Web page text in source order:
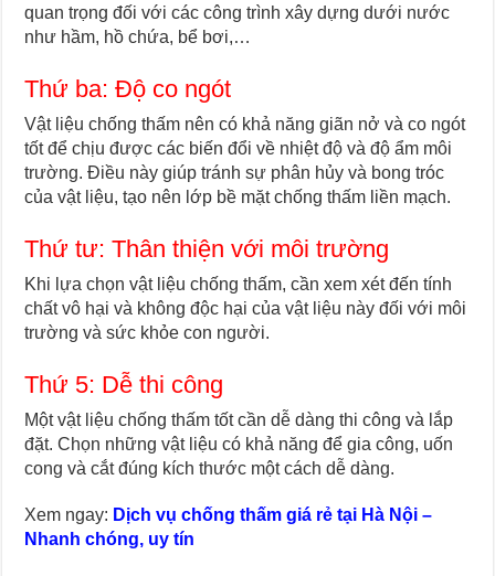
quan trọng đối với các công trình xây dựng dưới nước
như hầm, hồ chứa, bể bơi,…
Thứ ba: Độ co ngót
Vật liệu chống thấm nên có khả năng giãn nở và co ngót
tốt để chịu được các biến đổi về nhiệt độ và độ ẩm môi
trường. Điều này giúp tránh sự phân hủy và bong tróc
của vật liệu, tạo nên lớp bề mặt chống thấm liền mạch.
Thứ tư: Thân thiện với môi trường
Khi lựa chọn vật liệu chống thấm, cần xem xét đến tính
chất vô hại và không độc hại của vật liệu này đối với môi
trường và sức khỏe con người.
Thứ 5: Dễ thi công
Một vật liệu chống thấm tốt cần dễ dàng thi công và lắp
đặt. Chọn những vật liệu có khả năng để gia công, uốn
cong và cắt đúng kích thước một cách dễ dàng.
Xem ngay: Dịch vụ chống thấm giá rẻ tại Hà Nội –
Nhanh chóng, uy tín